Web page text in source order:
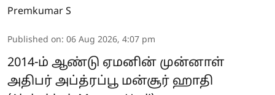
Premkumar S
Published on: 06 Aug 2026, 4:07 pm
2014-ம் ஆண்டு ஏமனின் முன்னாள்
அதிபர் அப்த்ரப்பூ மன்சூர் ஹாதி